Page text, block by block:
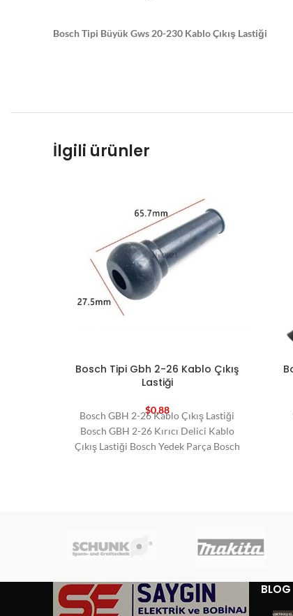
Bosch Tipi Büyük Gws 20-230 Kablo Çıkış Lastiği
İlgili ürünler
Bosch Tipi Gbh 2-26 Kablo Çıkış
Lastiği
$0,88
Bosch GBH 2-26 Kablo Çıkış Lastiği
Bosch GBH 2-26 Kırıcı Delici Kablo
Çıkış Lastiği Bosch Yedek Parça Bosch
BLOG